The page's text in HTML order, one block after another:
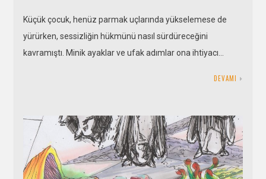
Küçük çocuk, henüz parmak uçlarında yükselemese de
yürürken, sessizliğin hükmünü nasıl sürdüreceğini
kavramıştı. Minik ayaklar ve ufak adımlar ona ihtiyacı…
DEVAMI